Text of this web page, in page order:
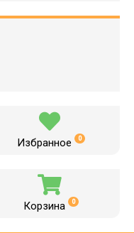
Избранное 0
Корзина 0